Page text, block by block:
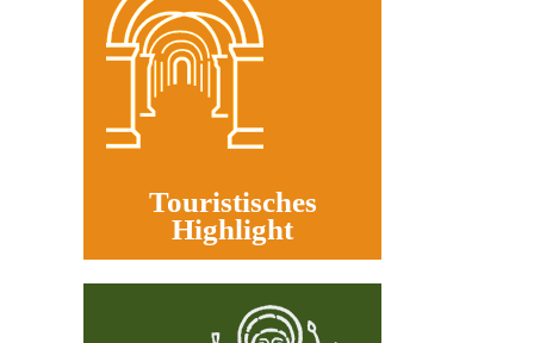
Kulturelles Zentrum
Gemeindeleben
Impressum
Datenschutz
Touristisches
Highlight